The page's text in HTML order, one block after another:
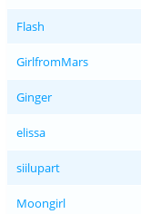
Flash
GirlfromMars
Ginger
elissa
siilupart
Moongirl